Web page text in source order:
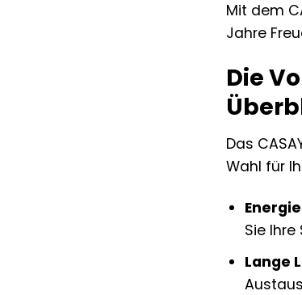
Mit dem
Jahre
Die
Das
Wahl für
Sie
Lange